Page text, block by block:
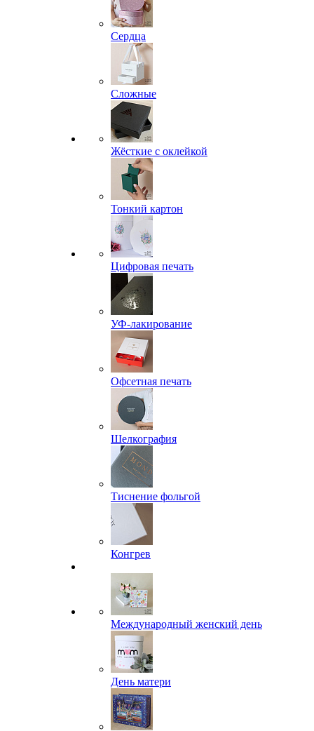
Сердца
Сложные
Жёсткие с оклейкой
Тонкий картон
Цифровая печать
УФ-лакирование
Офсетная печать
Шелкография
Тиснение фольгой
Конгрев
Международный женский день
День матери